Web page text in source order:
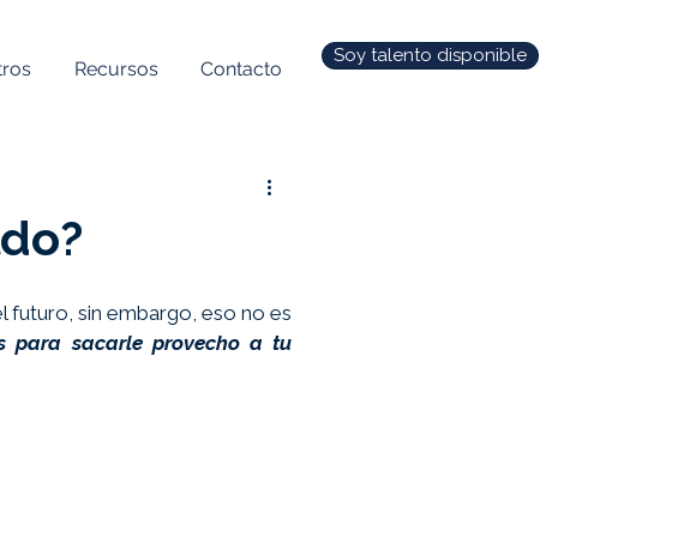
Recursos Contacto
Soy talento disponible
futuro, sin embargo, eso no es
para sacarle provecho a tu